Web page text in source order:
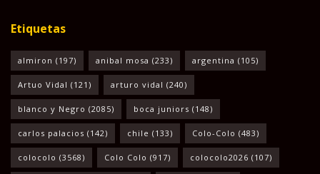
Etiquetas
almiron (197) anibal mosa (233) argentina (105)
Artuo Vidal (121) arturo vidal (240)
blanco y Negro (2085) boca juniors (148)
carlos palacios (142) chile (133) Colo-Colo (483)
colocolo (3568) Colo Colo (917) colocolo2026 (107)